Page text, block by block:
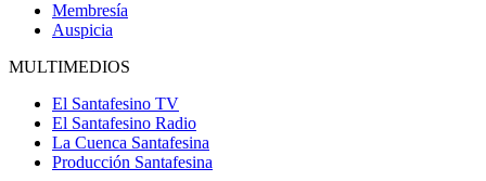
Membresía
Auspicia
MULTIMEDIOS
El Santafesino TV
El Santafesino Radio
La Cuenca Santafesina
Producción Santafesina